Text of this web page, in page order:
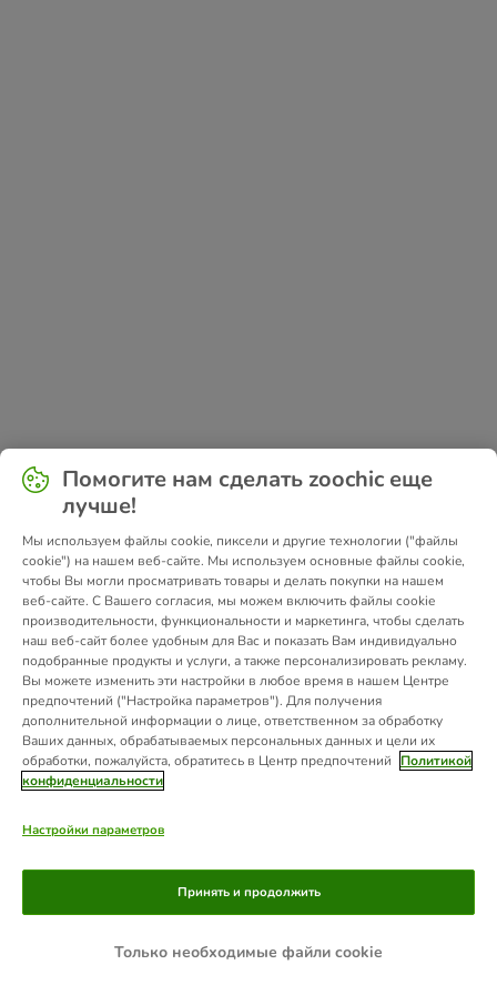
Application error: a
-side exception has occurred while
loading www.zoochic-eu.ru (see the
for more
Помогите нам сделать zoochic еще
лучше!
Мы используем файлы cookie, пиксели и другие технологии ("файлы
cookie") на нашем веб-сайте. Мы используем основные файлы cookie,
чтобы Вы могли просматривать товары и делать покупки на нашем
веб-сайте. С Вашего согласия, мы можем включить файлы cookie
производительности, функциональности и маркетинга, чтобы сделать
наш веб-сайт более удобным для Вас и показать Вам индивидуально
подобранные продукты и услуги, а также персонализировать рекламу.
Вы можете изменить эти настройки в любое время в нашем Центре
предпочтений ("Настройка параметров"). Для получения
дополнительной информации о лице, ответственном за обработку
Ваших данных, обрабатываемых персональных данных и цели их
обработки, пожалуйста, обратитесь в Центр предпочтений
Политикой
конфиденциальности
Настройки параметров
Только необходимые файли cookie
Принять и продолжить